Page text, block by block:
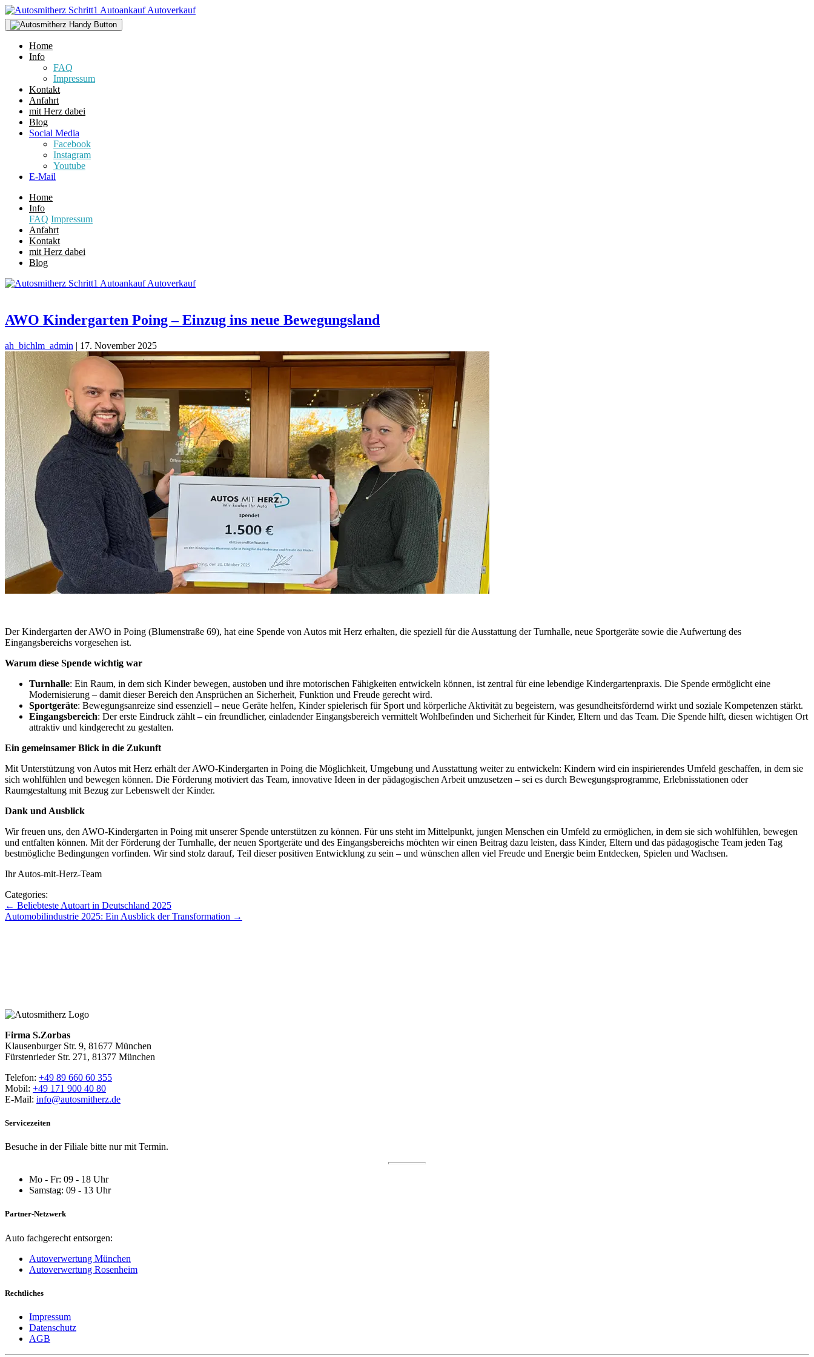
Home
Info
FAQ
Impressum
Kontakt
Anfahrt
mit Herz dabei
Blog
Social Media
Facebook
Instagram
Youtube
E-Mail
Home
Info
FAQ Impressum
Anfahrt
Kontakt
mit Herz dabei
Blog
AWO Kindergarten Poing – Einzug ins neue Bewegungsland
ah_bichlm_admin | 17. November 2025
Der Kindergarten der AWO in Poing (Blumenstraße 69), hat eine Spende von Autos mit Herz erhalten, die speziell für die Ausstattung der Turnhalle, neue Sportgeräte sowie die Aufwertung des
Eingangsbereichs vorgesehen ist.
Warum diese Spende wichtig war
Turnhalle: Ein Raum, in dem sich Kinder bewegen, austoben und ihre motorischen Fähigkeiten entwickeln können, ist zentral für eine lebendige Kindergartenpraxis. Die Spende ermöglicht eine
Modernisierung – damit dieser Bereich den Ansprüchen an Sicherheit, Funktion und Freude gerecht wird.
Sportgeräte: Bewegungsanreize sind essenziell – neue Geräte helfen, Kinder spielerisch für Sport und körperliche Aktivität zu begeistern, was gesundheitsfördernd wirkt und soziale Kompetenzen stärkt.
Eingangsbereich: Der erste Eindruck zählt – ein freundlicher, einladender Eingangsbereich vermittelt Wohlbefinden und Sicherheit für Kinder, Eltern und das Team. Die Spende hilft, diesen wichtigen Ort
attraktiv und kindgerecht zu gestalten.
Ein gemeinsamer Blick in die Zukunft
Mit Unterstützung von Autos mit Herz erhält der AWO-Kindergarten in Poing die Möglichkeit, Umgebung und Ausstattung weiter zu entwickeln: Kindern wird ein inspirierendes Umfeld geschaffen, in dem sie
sich wohlfühlen und bewegen können. Die Förderung motiviert das Team, innovative Ideen in der pädagogischen Arbeit umzusetzen – sei es durch Bewegungsprogramme, Erlebnisstationen oder
Raumgestaltung mit Bezug zur Lebenswelt der Kinder.
Dank und Ausblick
Wir freuen uns, den AWO-Kindergarten in Poing mit unserer Spende unterstützen zu können. Für uns steht im Mittelpunkt, jungen Menschen ein Umfeld zu ermöglichen, in dem sie sich wohlfühlen, bewegen
und entfalten können. Mit der Förderung der Turnhalle, der neuen Sportgeräte und des Eingangsbereichs möchten wir einen Beitrag dazu leisten, dass Kinder, Eltern und das pädagogische Team jeden Tag
bestmögliche Bedingungen vorfinden. Wir sind stolz darauf, Teil dieser positiven Entwicklung zu sein – und wünschen allen viel Freude und Energie beim Entdecken, Spielen und Wachsen.
Ihr Autos-mit-Herz-Team
Categories:
Beitragsnavigation
← Beliebteste Autoart in Deutschland 2025
Automobilindustrie 2025: Ein Ausblick der Transformation →
Firma S.Zorbas
Klausenburger Str. 9, 81677 München
Fürstenrieder Str. 271, 81377 München
Telefon: +49 89 660 60 355
Mobil: +49 171 900 40 80
E-Mail: info@autosmitherz.de
Servicezeiten
Besuche in der Filiale bitte nur mit Termin.
Mo - Fr: 09 - 18 Uhr
Samstag: 09 - 13 Uhr
Partner-Netzwerk
Auto fachgerecht entsorgen:
Autoverwertung München
Autoverwertung Rosenheim
Rechtliches
Impressum
Datenschutz
AGB